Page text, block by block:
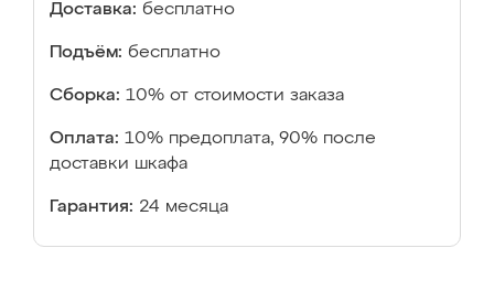
Доставка: бесплатно
Подъём: бесплатно
Сборка: 10% от стоимости заказа
Оплата: 10% предоплата, 90% после
доставки шкафа
Гарантия: 24 месяца